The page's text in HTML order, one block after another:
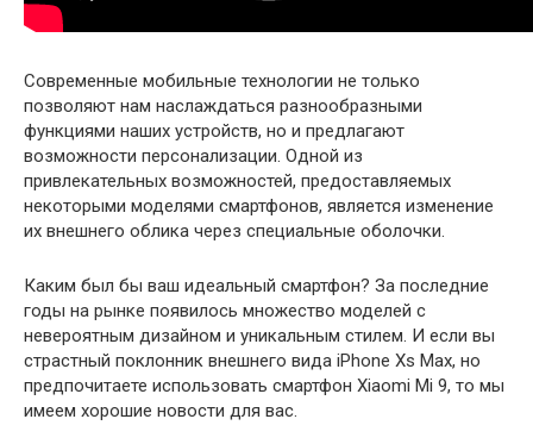
Современные мобильные технологии не только
позволяют нам наслаждаться разнообразными
функциями наших устройств, но и предлагают
возможности персонализации. Одной из
привлекательных возможностей, предоставляемых
некоторыми моделями смартфонов, является изменение
их внешнего облика через специальные оболочки.
Каким был бы ваш идеальный смартфон? За последние
годы на рынке появилось множество моделей с
невероятным дизайном и уникальным стилем. И если вы
страстный поклонник внешнего вида iPhone Xs Max, но
предпочитаете использовать смартфон Xiaomi Mi 9, то мы
имеем хорошие новости для вас.